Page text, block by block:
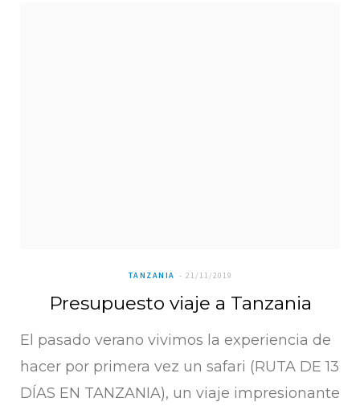
TANZANIA 21/11/2019
Presupuesto viaje a Tanzania
El pasado verano vivimos la experiencia de
hacer por primera vez un safari (RUTA DE 13
DÍAS EN TANZANIA), un viaje impresionante